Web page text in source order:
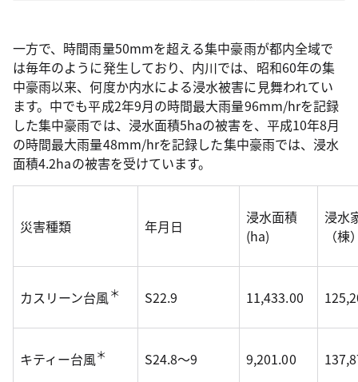
一方で、時間雨量50mmを超える集中豪雨が都内全域で
は毎年のように発生しており、内川では、昭和60年の集
中豪雨以来、何度か内水による浸水被害に見舞われてい
ます。中でも平成2年9月の時間最大雨量96mm/hrを記録
した集中豪雨では、浸水面積5haの被害を、平成10年8月
の時間最大雨量48mm/hrを記録した集中豪雨では、浸水
面積4.2haの被害を受けています。
災害種類 年月日
浸水面積
(ha)
浸水
（棟
カスリーン台風＊ S22.9 11,433.00
キティー台風＊ S24.8～9 9,201.00